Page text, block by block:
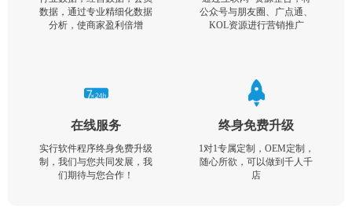
数据，通过专业精细化数据
分析，使商家盈利倍增
公众号与朋友圈、广点通、
KOL资源进行营销推广
在线服务
实行软件程序终身免费升级
制，我们与您共同发展，我
们期待与您合作！
终身免费升级
1对1专属定制，OEM定制，
随心所欲，可以做到千人千
店